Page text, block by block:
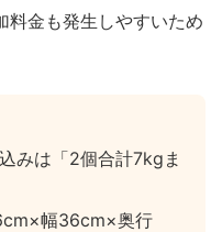
料金も発生しやすいため
みは「2個合計7kgま
幅36cm×奥行